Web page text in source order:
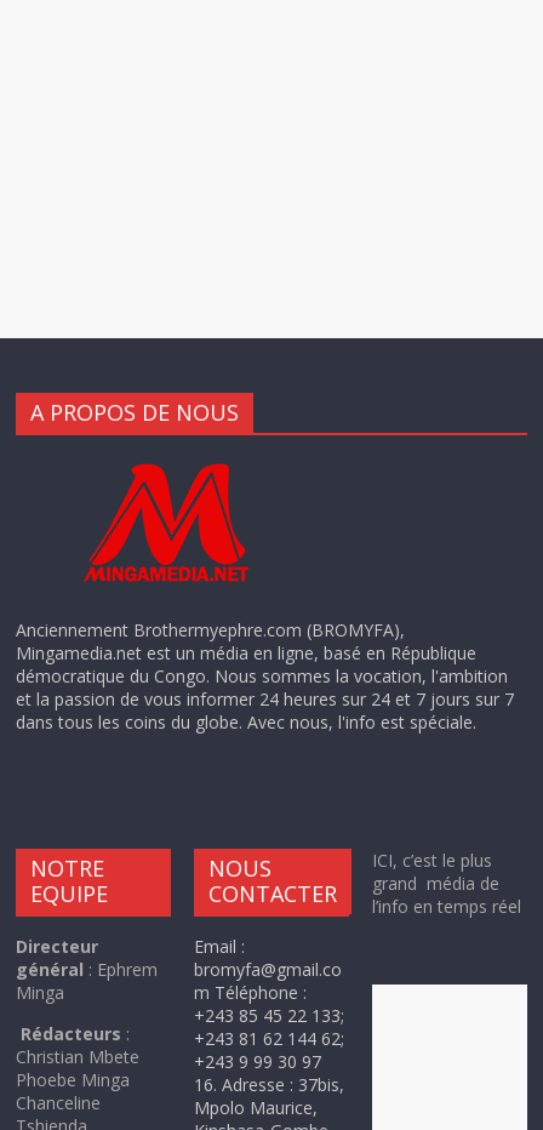
A PROPOS DE NOUS
Anciennement Brothermyephre.com (BROMYFA),
Mingamedia.net est un média en ligne, basé en République
démocratique du Congo. Nous sommes la vocation, l'ambition
et la passion de vous informer 24 heures sur 24 et 7 jours sur 7
dans tous les coins du globe. Avec nous, l'info est spéciale.
NOTRE
EQUIPE
Directeur
général : Ephrem
Minga
Rédacteurs :
Christian Mbete
Phoebe Minga
Chanceline
NOUS
CONTACTER
Email :
bromyfa@gmail.co
m Téléphone :
+243 85 45 22 133;
+243 81 62 144 62;
+243 9 99 30 97
16. Adresse : 37bis,
Mpolo Maurice,
ICI, c’est le plus
grand média de
l’info en temps réel